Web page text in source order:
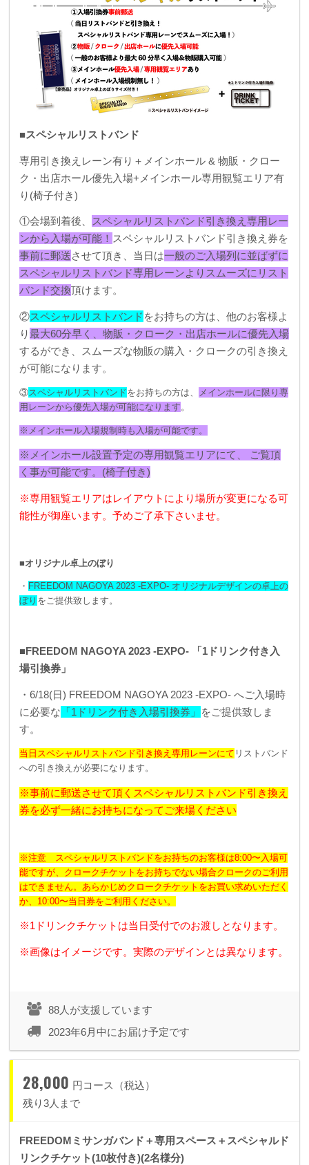
■スペシャルリストバンド
専用引き換えレーン有り＋メインホール & 物販・クロー
ク・出店ホール優先入場+メインホール専用観覧エリア有
り(椅子付き)
①会場到着後、
スペシャルリストバンド引き換え専用レー
ンから入場が可能！ スペシャルリストバンド引き換え券を
事前に郵送させて頂き、当日は一般のご入場列に並ばずに
スペシャルリストバンド専用レーンよりスムーズにリスト
バンド交換頂けます。
②スペシャルリストバンド をお持ちの方は、他のお客様よ
り最大60分早く、物販・クローク・出店ホールに優先入場
するができ、スムーズな物販の購入・クロークの引き換え
が可能になります。
③スペシャルリストバンドをお持ちの方は、
メインホールに限り専
用レーンから優先入場が可能になります。
※メインホール入場規制時も入場が可能です。
※メインホール設置予定の専用観覧エリアにて、 ご覧頂
く事が可能です。(椅子付き)
※専用観覧エリアはレイアウトにより場所が変更になる可
能性が御座います。予めご了承下さいませ。
■オリジナル卓上のぼり
・ FREEDOM NAGOYA 2023 -EXPO- オリジナルデザインの卓上の
ぼり をご提供致します。
■FREEDOM NAGOYA 2023 -EXPO- 「1ドリンク付き入
場引換券」
・6/18(日) FREEDOM NAGOYA 2023 -EXPO- へご入場時
に必要な 「1ドリンク付き入場引換券」
をご提供致しま
す。
当日スペシャルリストバンド引き換え専用レーンにて リストバンド
への引き換えが必要になります。
※事前に郵送させて頂くスペシャルリストバンド引き換え
券を必ず一緒にお持ちになってご来場ください
※注意 スペシャルリストバンドをお持ちのお客様は8:00〜入場可
能ですが、クロークチケットをお持ちでない場合クロークのご利用
はできません。あらかじめクロークチケットをお買い求めいただく
か、10:00〜当日券をご利用ください。
※1ドリンクチケットは当日受付でのお渡しとなります。
※画像はイメージです。実際のデザインとは異なります。
88人が支援しています
2023年6月中にお届け予定です
28,000 円コース（税込）
残り3人まで
FREEDOMミサンガバンド＋専用スペース＋スペシャルド
リンクチケット(10枚付き)(2名様分)